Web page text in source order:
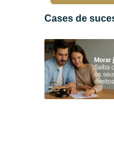
você um
Cases de